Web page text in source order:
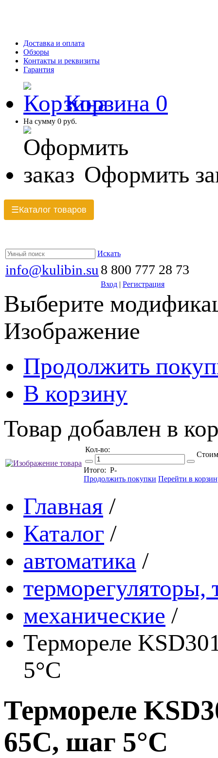
Доставка и оплата
Обзоры
Контакты и реквизиты
Гарантия
Корзина 0
На сумму 0 руб.
Оформить
☰Каталог товаров
Искать
info@kulibin.su 8 800 777 28 73
Вход | Регистрация
Выберите
Изображение
Продолжить
В корзину
Товар добавлен в
Кол-во:
Итого: Р-
Продолжить покупки Перейти в
Главная /
Каталог /
автоматика /
терморегуляторы,
механические /
Термореле
5°С
Термореле
65С, шаг 5°С